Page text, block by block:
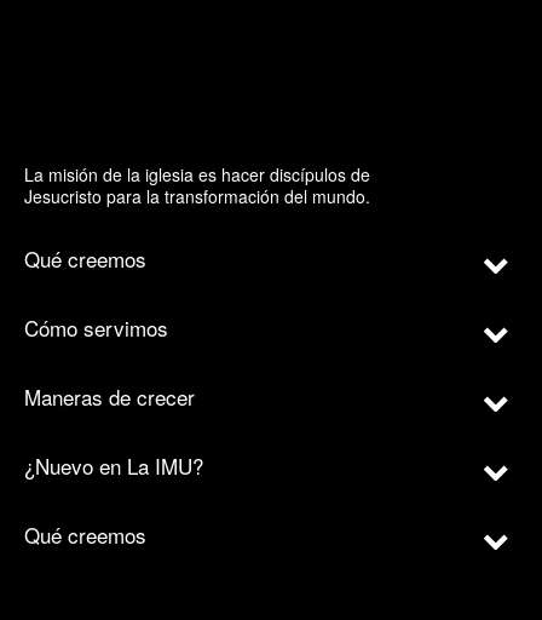
La misión de la iglesia es hacer discípulos de
Jesucristo para la transformación del mundo.
Qué creemos
Cómo servimos
Maneras de crecer
¿Nuevo en La IMU?
Qué creemos